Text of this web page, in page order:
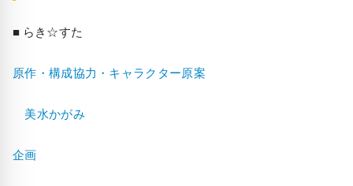
■ らき☆すた
原作・構成協力・キャラクター原案
美水かがみ
企画